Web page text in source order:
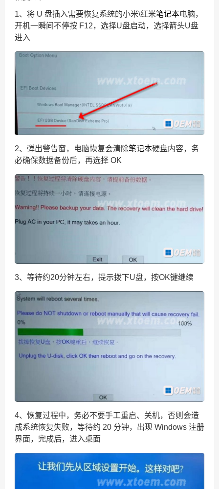
1、 将 U 盘插入需要恢复系统的小米\红米笔记本电脑，
开机一瞬间不停按 F12，选择U盘启动，选择箭头U盘
进入
2、弹出警告窗，电脑恢复会清除笔记本硬盘内容，务
必确保数据备份后，再选择 OK
3、 等待约20分钟左右，提示拨下U盘，按OK键继续
4、 恢复过程中，务必不要手工重启、关机，否则会造
成系统恢复失败，等待约 20 分钟，出现 Windows 注册
界面，完成后，进入桌面